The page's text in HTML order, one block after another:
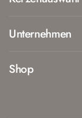
Unternehmen
Shop